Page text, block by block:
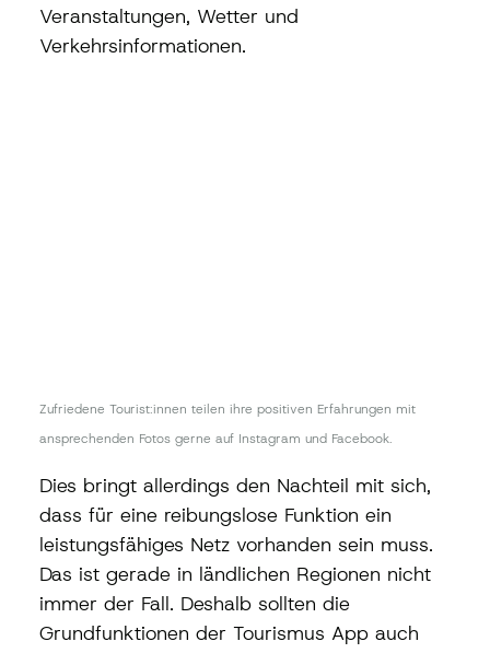
Veranstaltungen, Wetter und
Verkehrsinformationen.
Zufriedene Tourist:innen teilen ihre positiven Erfahrungen mit
ansprechenden Fotos gerne auf Instagram und Facebook.
Dies bringt allerdings den Nachteil mit sich,
dass für eine reibungslose Funktion ein
leistungsfähiges Netz vorhanden sein muss.
Das ist gerade in ländlichen Regionen nicht
immer der Fall. Deshalb sollten die
Grundfunktionen der Tourismus App auch